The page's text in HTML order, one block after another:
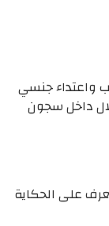
واعتداء جنسي
داخل سجون
على الحكاية